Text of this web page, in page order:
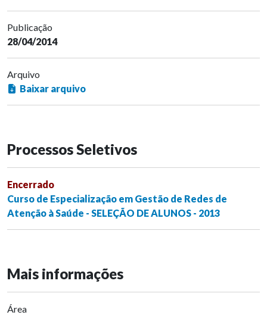
Publicação
28/04/2014
Arquivo
Baixar arquivo
Processos Seletivos
Encerrado
Curso de Especialização em Gestão de Redes de
Atenção à Saúde - SELEÇÃO DE ALUNOS - 2013
Mais informações
Área